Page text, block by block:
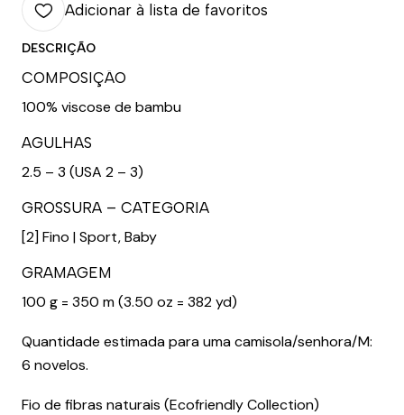
Adicionar à lista de favoritos
DESCRIÇÃO
COMPOSIÇÃO
100% viscose de bambu
AGULHAS
2.5 – 3 (USA 2 – 3)
GROSSURA – CATEGORIA
[2] Fino | Sport, Baby
GRAMAGEM
100 g = 350 m (3.50 oz = 382 yd)
Quantidade estimada para uma camisola/senhora/M:
6 novelos.
Fio de fibras naturais (Ecofriendly Collection)